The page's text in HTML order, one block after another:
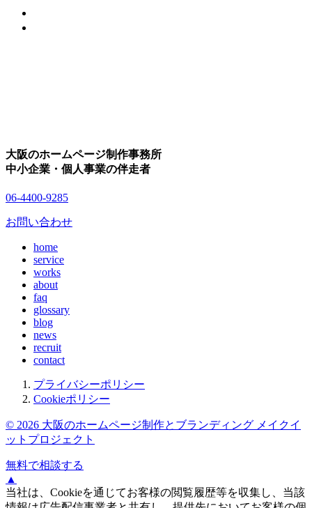
大阪のホームページ制作事務所
中小企業・個人事業の伴走者
06-4400-9285
お問い合わせ
home
service
works
about
faq
glossary
blog
news
recruit
contact
プライバシーポリシー
Cookieポリシー
© 2026 大阪のホームページ制作とブランディング メイクイ
ットプロジェクト
無料で相談する
▲
当社は、Cookieを通じてお客様の閲覧履歴等を収集し、当該